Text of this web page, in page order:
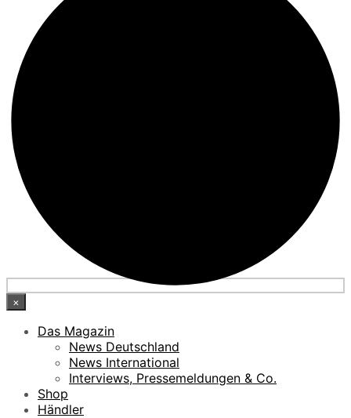
×
Das Magazin
News Deutschland
News International
Interviews, Pressemeldungen & Co.
Shop
Händler